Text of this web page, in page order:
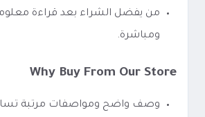
من يفضل الشراء بعد قراءة
ومباشرة.
Why Buy From Our Store
وصف واضح ومواصفات مرتبة تساعد